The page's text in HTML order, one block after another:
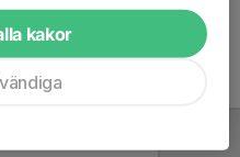
kakor